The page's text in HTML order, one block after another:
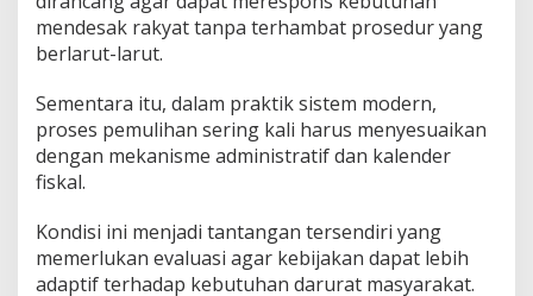
mendesak rakyat tanpa terhambat prosedur yang
berlarut-larut.
Sementara itu, dalam praktik sistem modern,
proses pemulihan sering kali harus menyesuaikan
dengan mekanisme administratif dan kalender
fiskal.
Kondisi ini menjadi tantangan tersendiri yang
memerlukan evaluasi agar kebijakan dapat lebih
adaptif terhadap kebutuhan darurat masyarakat.